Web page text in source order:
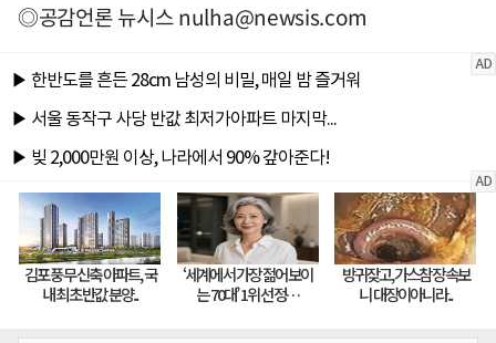
◎공감언론 뉴시스nulha@newsis.com